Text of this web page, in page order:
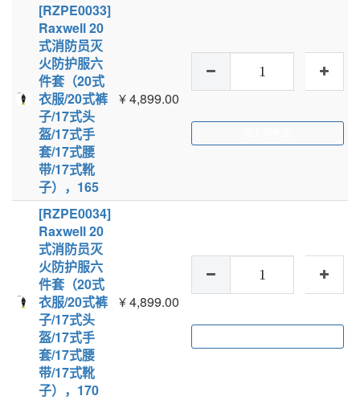
[RZPE0033]
Raxwell 20
式消防员灭
火防护服六
件套（20式
衣服/20式裤
子/17式头
盔/17式手
套/17式腰
带/17式靴
子），165
¥4,899.00
[RZPE0034]
Raxwell 20
式消防员灭
火防护服六
件套（20式
衣服/20式裤
子/17式头
盔/17式手
套/17式腰
带/17式靴
子），170
¥4,899.00